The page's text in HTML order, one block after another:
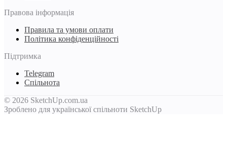
Правова інформація
Правила та умови оплати
Політика конфіденційності
Підтримка
Telegram
Спільнота
© 2026 SketchUp.com.ua
Зроблено для української спільноти SketchUp